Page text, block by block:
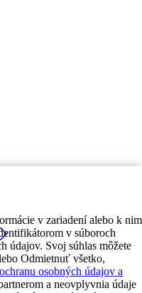
v zariadení alebo k nim
v súboroch
údajov. Svoj súhlas môžete
Odmietnuť všetko,
osobných údajov a
a neovplyvnia údaje